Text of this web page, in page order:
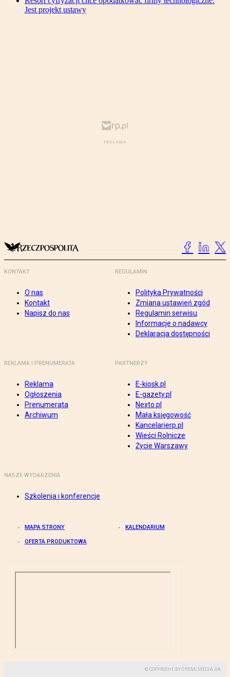
Jest projekt ustawy
KONTAKT
O nas
Kontakt
Napisz do nas
REGULAMIN
Polityka Prywatności
Zmiana ustawień zgód
Regulamin serwisu
Informacje o nadawcy
Deklaracja dostępności
REKLAMA I PRENUMERATA
Reklama
Ogłoszenia
Prenumerata
Archiwum
PARTNERZY
E-kiosk.pl
E-gazety.pl
Nexto.pl
Mała księgowość
Kancelarierp.pl
Wieści Rolnicze
Życie Warszawy
NASZE WYDARZENIA
Szkolenia i konferencje
MAPA STRONY KALENDARIUM
OFERTA PRODUKTOWA
© COPYRIGHT BY GREMI MEDIA SA